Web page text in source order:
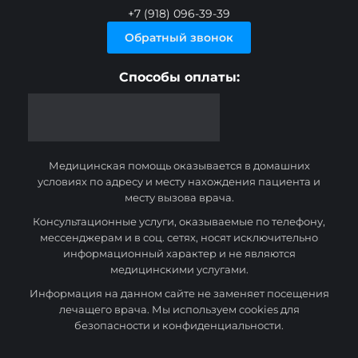
+7 (918) 096-39-39
Обратный звонок
Способы оплаты:
Медицинская помощь оказывается в домашних
условиях по адресу и месту нахождения пациента и
месту вызова врача.
Консультационные услуги, оказываемые по телефону,
мессенджерам и в соц. сетях, носят исключительно
информационный характер и не являются
медицинскими услугами.
Информация на данном сайте не заменяет посещения
лечащего врача. Мы используем cookies для
безопасности и конфиденциальности.